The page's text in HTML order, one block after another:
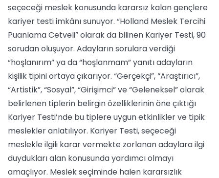
seçeceği meslek konusunda kararsız kalan gençlere
kariyer testi imkânı sunuyor. “Holland Meslek Tercihi
Puanlama Cetveli” olarak da bilinen Kariyer Testi, 90
sorudan oluşuyor. Adayların sorulara verdiği
“hoşlanırım” ya da “hoşlanmam” yanıtı adayların
kişilik tipini ortaya çıkarıyor. “Gerçekçi”, “Araştırıcı”,
“Artistik”, “Sosyal”, “Girişimci” ve “Geleneksel” olarak
belirlenen tiplerin belirgin özelliklerinin öne çıktığı
Kariyer Testi’nde bu tiplere uygun etkinlikler ve tipik
meslekler anlatılıyor. Kariyer Testi, seçeceği
meslekle ilgili karar vermekte zorlanan adaylara ilgi
duydukları alan konusunda yardımcı olmayı
amaçlıyor. Meslek seçiminde halen kararsızlık